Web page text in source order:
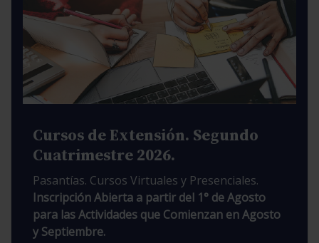
Cursos de Extensión. Segundo
Cuatrimestre 2026.
Pasantías. Cursos Virtuales y Presenciales.
Inscripción Abierta a partir del 1° de Agosto
para las Actividades que Comienzan en Agosto
y Septiembre.